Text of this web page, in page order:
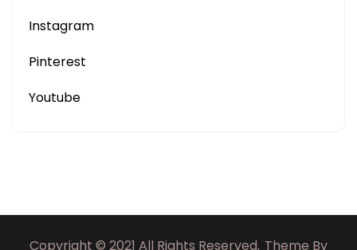
Instagram
Pinterest
Youtube
Copyright © 2021 All Rights Reserved. Theme By